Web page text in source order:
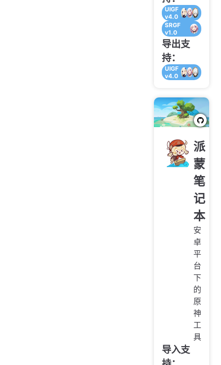
UIGF
v4.0
SRGF
v1.0
导出支
持：
UIGF
v4.0
派
蒙
笔
记
本
安
卓
平
台
下
的
原
神
工
具
导入支